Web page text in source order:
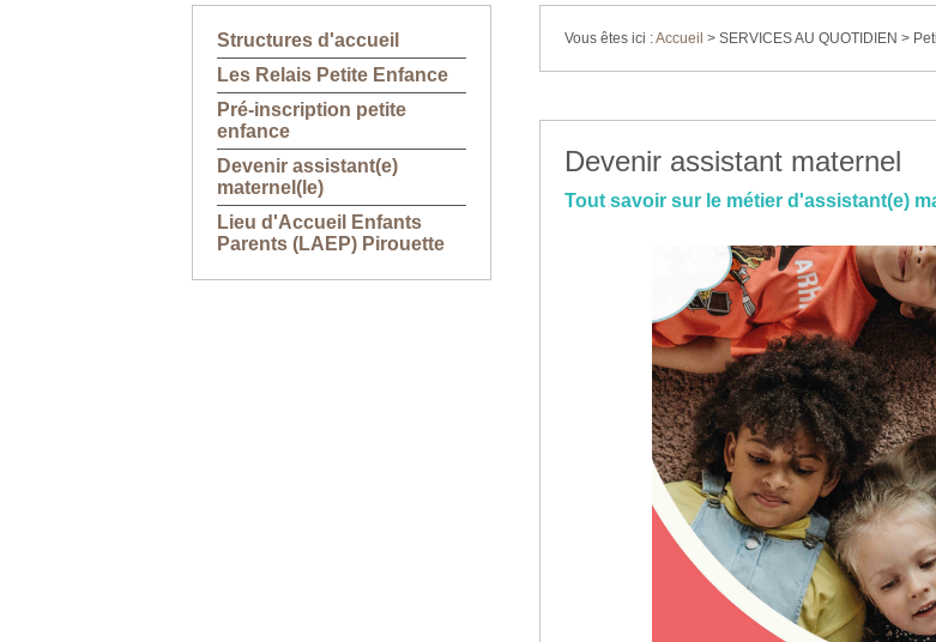
Structures d'accueil
Les Relais Petite Enfance
Pré-inscription petite
enfance
Devenir assistant(e)
maternel(le)
Lieu d'Accueil Enfants
Parents (LAEP) Pirouette
Vous êtes ici :Accueil > SERVICES AU QUOTIDIEN >
Devenir assistant maternel
Tout savoir sur le métier d'assistant(e)